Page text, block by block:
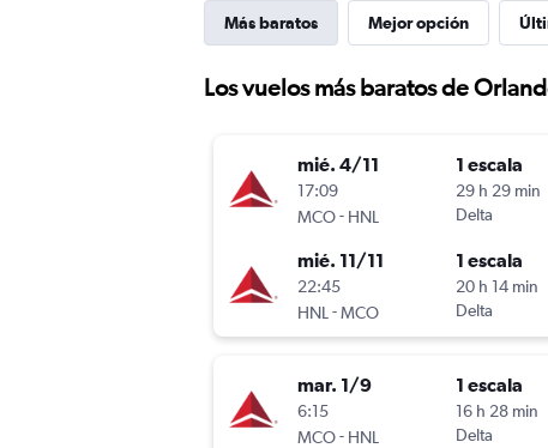
Más baratos Mejor opción
Los vuelos más baratos de
mié. 4/11
17:09
MCO- HNL
1 escala
29 h 29 min
Delta
mié. 11/11
22:45
HNL -MCO
1 escala
20 h 14 min
Delta
mar. 1/9
6:15
MCO- HNL
1 escala
16 h 28 min
Delta